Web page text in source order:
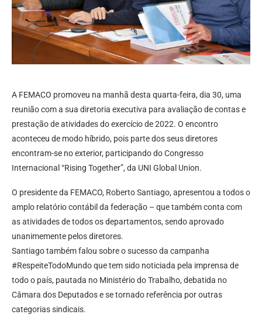
A FEMACO promoveu na manhã desta quarta-feira, dia 30, uma
reunião com a sua diretoria executiva para avaliação de contas e
prestação de atividades do exercício de 2022. O encontro
aconteceu de modo híbrido, pois parte dos seus diretores
encontram-se no exterior, participando do Congresso
Internacional “Rising Together”, da UNI Global Union.
O presidente da FEMACO, Roberto Santiago, apresentou a todos o
amplo relatório contábil da federação – que também conta com
as atividades de todos os departamentos, sendo aprovado
unanimemente pelos diretores.
Santiago também falou sobre o sucesso da campanha
#RespeiteTodoMundo que tem sido noticiada pela imprensa de
todo o país, pautada no Ministério do Trabalho, debatida no
Câmara dos Deputados e se tornado referência por outras
categorias sindicais.